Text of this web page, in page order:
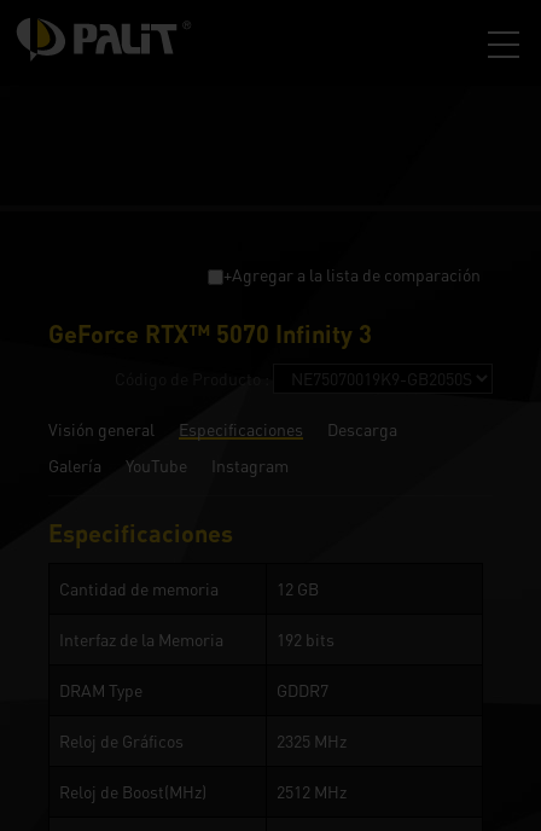
+Agregar a la lista de comparación
GeForce RTX™ 5070 Infinity 3
Visión general Especificaciones
Descarga
Galería
YouTube Instagram
Especificaciones
Cantidad de memoria 12 GB
Interfaz de la Memoria 192 bits
DRAM Type GDDR7
Reloj de Gráficos 2325 MHz
Reloj de Boost(MHz) 2512 MHz